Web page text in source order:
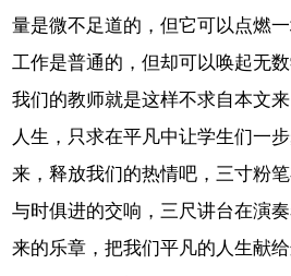
量是微不足道的，但它可以点燃
工作是普通的，但却可以唤起无
我们的教师就是这样不求自本文
人生，只求在平凡中让学生们一
来，释放我们的热情吧，三寸粉
与时俱进的交响，三尺讲台在演
来的乐章，把我们平凡的人生献